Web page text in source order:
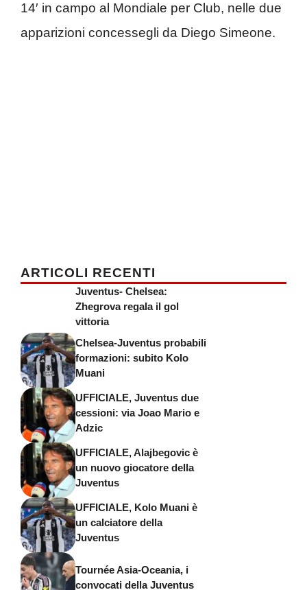
14′ in campo al Mondiale per Club, nelle due
apparizioni concessegli da Diego Simeone.
ARTICOLI RECENTI
Juventus- Chelsea:
Zhegrova regala il gol
vittoria
Chelsea-Juventus probabili
formazioni: subito Kolo
Muani
UFFICIALE, Juventus due
cessioni: via Joao Mario e
Adzic
UFFICIALE, Alajbegovic è
un nuovo giocatore della
Juventus
UFFICIALE, Kolo Muani è
un calciatore della
Juventus
Tournée Asia-Oceania, i
convocati della Juventus